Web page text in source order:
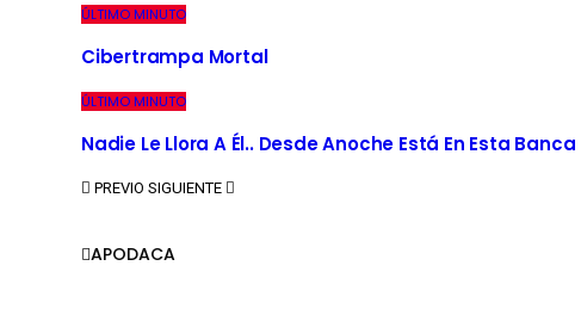
ÚLTIMO MINUTO
Cibertrampa Mortal
ÚLTIMO MINUTO
Nadie Le Llora A Él.. Desde Anoche Está En Esta Banca
PREVIO SIGUIENTE
APODACA